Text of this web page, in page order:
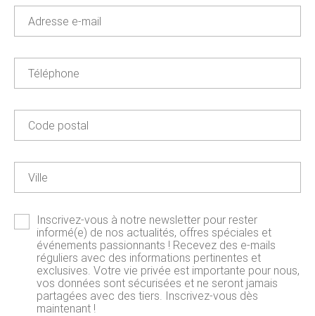
Adresse e-mail
Téléphone
Code postal
Ville
Inscrivez-vous à notre newsletter pour rester
informé(e) de nos actualités, offres spéciales et
événements passionnants ! Recevez des e-mails
réguliers avec des informations pertinentes et
exclusives. Votre vie privée est importante pour nous,
vos données sont sécurisées et ne seront jamais
partagées avec des tiers. Inscrivez-vous dès
maintenant !